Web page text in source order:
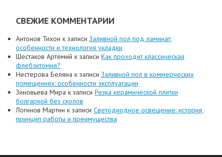
СВЕЖИЕ КОММЕНТАРИИ
Антонов Тихон к записи Заливной пол под ламинат:
особенности и технология укладки
Шестаков Артемий к записи Как проходит классическая
флебэктомия?
Нестерова Беляна к записи Заливной пол в коммерческих
помещениях: особенности эксплуатации
Зиновьева Мира к записи Резка керамической плитки
болгаркой без сколов
Логинов Мартин к записи Светодиодное освещение: история,
принцип работы и преимущества